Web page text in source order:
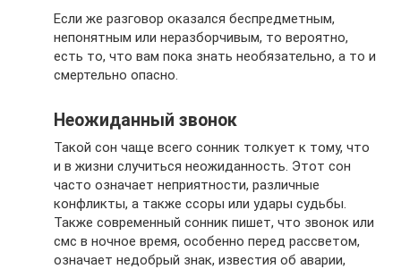
Если же разговор оказался беспредметным,
непонятным или неразборчивым, то вероятно,
есть то, что вам пока знать необязательно, а то и
смертельно опасно.
Неожиданный звонок
Такой сон чаще всего сонник толкует к тому, что
и в жизни случиться неожиданность. Этот сон
часто означает неприятности, различные
конфликты, а также ссоры или удары судьбы.
Также современный сонник пишет, что звонок или
смс в ночное время, особенно перед рассветом,
означает недобрый знак, известия об аварии,